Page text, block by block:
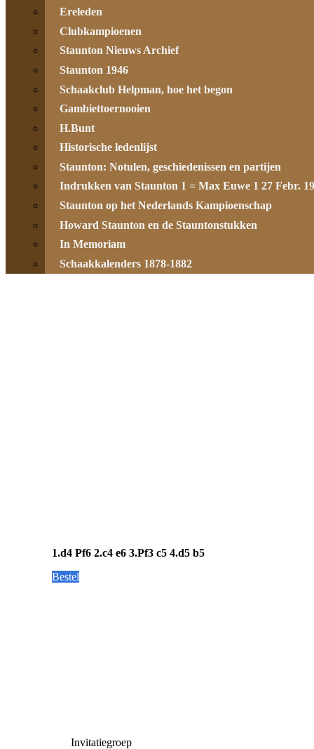
Ereleden
Clubkampioenen
Staunton Nieuws Archief
Staunton 1946
Schaakclub Helpman, hoe het begon
Gambiettoernooien
H.Bunt
Historische ledenlijst
Staunton: Notulen, geschiedenissen en partijen
Indrukken van Staunton 1 = Max Euwe 1 27 Febr.
Staunton op het Nederlands Kampioenschap
Howard Staunton en de Stauntonstukken
In Memoriam
Schaakkalenders 1878-1882
1.d4 Pf6 2.c4 e6 3.Pf3 c5 4.d5 b5
Bestel
Invitatiegroep